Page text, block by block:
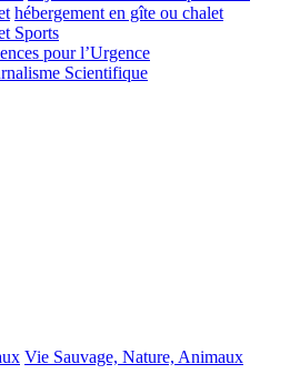
hébergement en gîte ou chalet
Sports
pour l’Urgence
Scientifique
Vie Sauvage, Nature, Animaux